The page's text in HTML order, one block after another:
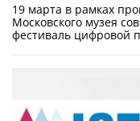
19 марта в рамках
Московского музея
фестиваль цифровой